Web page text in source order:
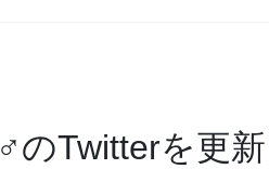
Twitterを更新